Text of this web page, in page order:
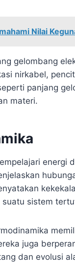
Nilai
gelombang
nirkabel,
panjang
materi.
energi
sistem
juga
dan evolusi